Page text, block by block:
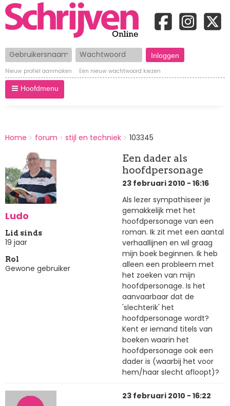
Gebruikersnaam Wachtwoord
Nieuw profiel aanmaken Een nieuw wachtwoord kiezen
Hoofdmenu
BREADCRUMBS
You
Home forum stijl en techniek 103345
Ludo
Lid sinds
19 jaar
Rol
Gewone gebruiker
Een dader als
hoofdpersonage
23 februari 2010 - 16:16
Als lezer sympathiseer je
gemakkelijk met het
hoofdpersonage van een
roman. Ik zit met een aantal
verhaallijnen en wil graag
mijn boek beginnen. Ik heb
alleen een probleem met
het zoeken van mijn
hoofdpersonage. Is het
aanvaarbaar dat de
'slechterik' het
hoofdpersonage wordt?
Kent er iemand titels van
boeken waarin het
hoofdpersonage ook een
dader is (waarbij het voor
hem/haar slecht afloopt)?
23 februari 2010 - 16:22